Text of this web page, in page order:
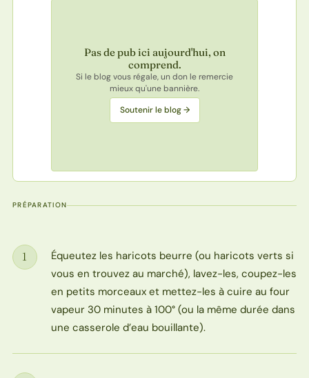
Pas de pub ici aujourd'hui, on
comprend.
Si le blog vous régale, un don le remercie
mieux qu'une bannière.
Soutenir le blog →
PRÉPARATION
Étape
1
Équeutez les haricots beurre (ou haricots verts si
vous en trouvez au marché), lavez-les, coupez-les
en petits morceaux et mettez-les à cuire au four
vapeur 30 minutes à 100° (ou la même durée dans
une casserole d’eau bouillante).